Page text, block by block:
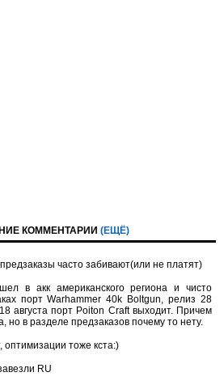
КОММЕНТАРИИ (ЕЩЁ)
часто забивают(или не платят)
в акк американского региона и чисто
порт Warhammer 40k Boltgun, релиз 28
августа порт Poiton Сraft выходит. Причем
но в разделе предзаказов почему то нету.
оптимизации тоже кста:)
RU